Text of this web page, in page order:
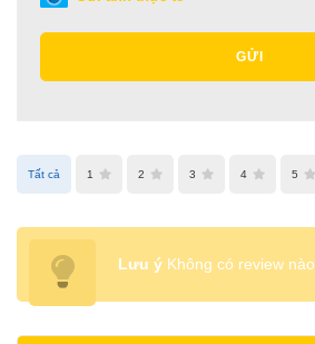
GỬI
Tất cả 1 2 3 4 5
Lưu ý Không có review nào